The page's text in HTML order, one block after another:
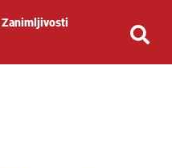
Zanimljivosti